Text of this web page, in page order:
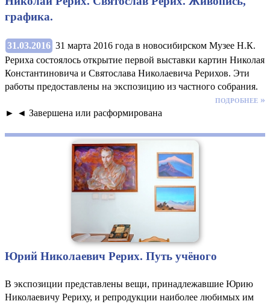
графика.
31.03.2016 31 марта 2016 года в новосибирском Музее Н.К.
Рериха состоялось открытие первой выставки картин Николая
Константиновича и Святослава Николаевича Рерихов. Эти
работы предоставлены на экспозицию из частного собрания.
подробнее »
► ◄ Завершена или расформирована
Юрий Николаевич Рерих. Путь учёного
В экспозиции представлены вещи, принадлежавшие Юрию
Николаевичу Рериху, и репродукции наиболее любимых им